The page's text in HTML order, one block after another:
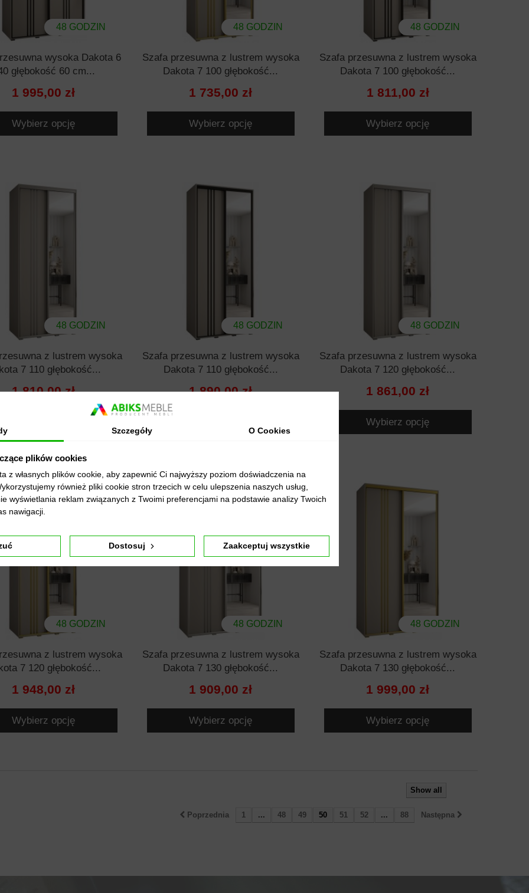
48 GODZIN
wysoka Dakota 6
głębokość 60 cm...
1 995,00 zł
Wybierz opcję
48 GODZIN
Szafa przesuwna z lustrem wysoka
Dakota 7 100 głębokość...
1 735,00 zł
Wybierz opcję
48 GODZIN
Szafa przesuwna z lustrem wysoka
Dakota 7 100 głębokość...
1 811,00 zł
Wybierz opcję
48 GODZIN
z lustrem wysoka
7 110 głębokość...
1 810,00 zł
48 GODZIN
Szafa przesuwna z lustrem wysoka
Dakota 7 110 głębokość...
1 890,00 zł
48 GODZIN
Szafa przesuwna z lustrem wysoka
Dakota 7 120 głębokość...
1 861,00 zł
Wybierz opcję
48 GODZIN
z lustrem wysoka
7 120 głębokość...
1 948,00 zł
Wybierz opcję
48 GODZIN
Szafa przesuwna z lustrem wysoka
Dakota 7 130 głębokość...
1 909,00 zł
Wybierz opcję
48 GODZIN
Szafa przesuwna z lustrem wysoka
Dakota 7 130 głębokość...
1 999,00 zł
Wybierz opcję
Show all
Poprzednia 1 ... 48 49 50 51 52 ... 88 Następna
Szczegóły O Cookies
plików cookies
z własnych plików cookie, aby zapewnić Ci najwyższy poziom doświadczenia na
również pliki cookie stron trzecich w celu ulepszenia naszych usług,
wyświetlania reklam związanych z Twoimi preferencjami na podstawie analizy Twoich
nawigacji.
Dostosuj Zaakceptuj wszystkie